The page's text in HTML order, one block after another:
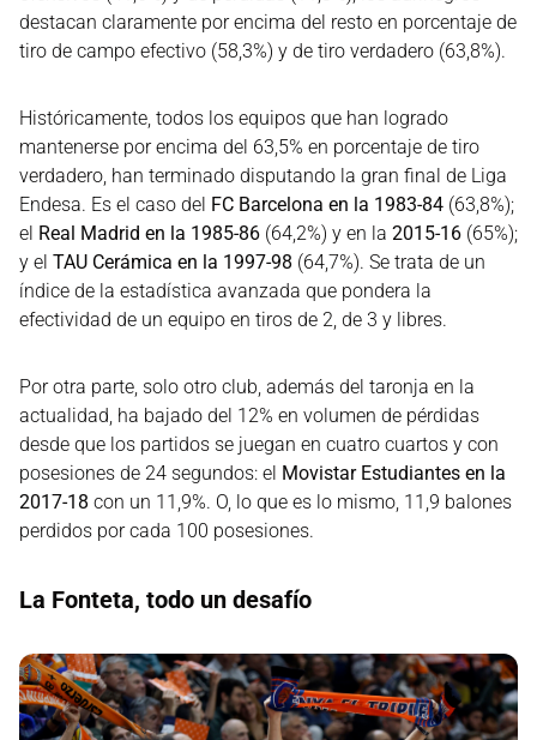
destacan claramente por encima del resto en porcentaje de
tiro de campo efectivo (58,3%) y de tiro verdadero (63,8%).
Históricamente, todos los equipos que han logrado
mantenerse por encima del 63,5% en porcentaje de tiro
verdadero, han terminado disputando la gran final de Liga
Endesa. Es el caso del FC Barcelona en la 1983-84 (63,8%);
el Real Madrid en la 1985-86 (64,2%) y en la 2015-16 (65%);
y el TAU Cerámica en la 1997-98 (64,7%). Se trata de un
índice de la estadística avanzada que pondera la
efectividad de un equipo en tiros de 2, de 3 y libres.
Por otra parte, solo otro club, además del taronja en la
actualidad, ha bajado del 12% en volumen de pérdidas
desde que los partidos se juegan en cuatro cuartos y con
posesiones de 24 segundos: el Movistar Estudiantes en la
2017-18 con un 11,9%. O, lo que es lo mismo, 11,9 balones
perdidos por cada 100 posesiones.
La Fonteta, todo un desafío